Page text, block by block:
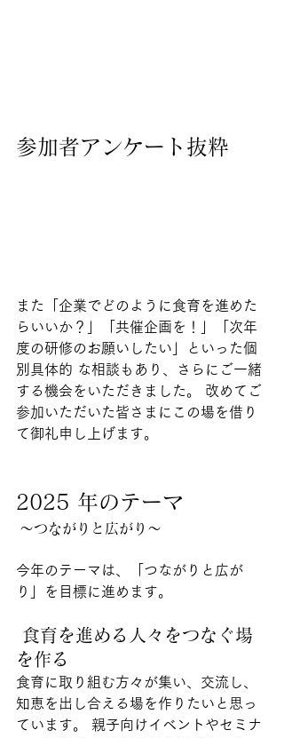
参加者アンケート抜粋
また「企業でどのように食育を進めた
らいいか？」「共催企画を！」「次年
度の研修のお願いしたい」といった個
別具体的 な相談もあり、さらにご一緒
する機会をいただきました。 改めてご
参加いただいた皆さまにこの場を借り
て御礼申し上げます。
2025 年のテーマ
～つながりと広がり～
今年のテーマは、「つながりと広が
り」を目標に進めます。
を作る
食育に取り組む方々が集い、交流し、
知恵を出し合える場を作りたいと思っ
ています。 親子向けイベントやセミナ